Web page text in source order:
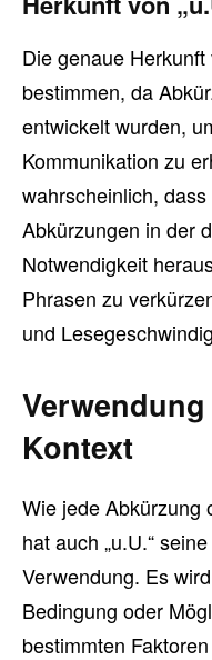
Die genaue Herkunft
bestimmen, da
entwickelt wurden,
Kommunikation zu
wahrscheinlich, dass
Abkürzungen in der
Notwendigkeit
Phrasen zu
und
Kontext
Wie jede Abkürzung
hat auch „u.U.“
Verwendung. Es
Bedingung oder
bestimmten